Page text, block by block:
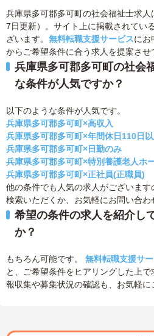
兵庫県多可郡多可町の社会福祉士求
7日更新）。サイト上に掲載されてい
ざいます。 無料転職支援サービスにお
からご希望条件に合う求人を提案させ
兵庫県多可郡多可町の社会
な条件が人気ですか？
以下のような条件が人気です。
兵庫県多可郡多可町×高収入
兵庫県多可郡多可町×年間休日110日
兵庫県多可郡多可町×日勤のみ
兵庫県多可郡多可町×特別養護老人ホ
兵庫県多可郡多可町×正社員(正職員)
他の条件でも人気の求人がございま
検索いただくか、お気軽にお問い合わ
希望の条件の求人を紹介し
か？
もちろん可能です。 無料転職支援サ
と、ご希望条件をヒアリングした上
報収集や募集状況の確認も、お気軽に